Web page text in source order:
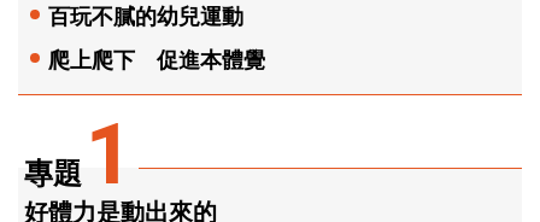
專題 1
好體力是動出來的
百玩不膩的幼兒運動
爬上爬下 促進本體覺